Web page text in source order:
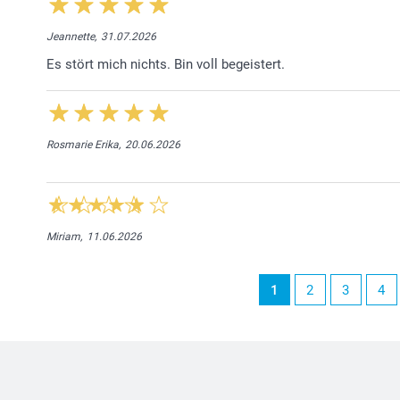
Jeannette, 31.07.2026
Es stört mich nichts. Bin voll begeistert.
Rosmarie Erika, 20.06.2026
Miriam, 11.06.2026
1 2 3 4